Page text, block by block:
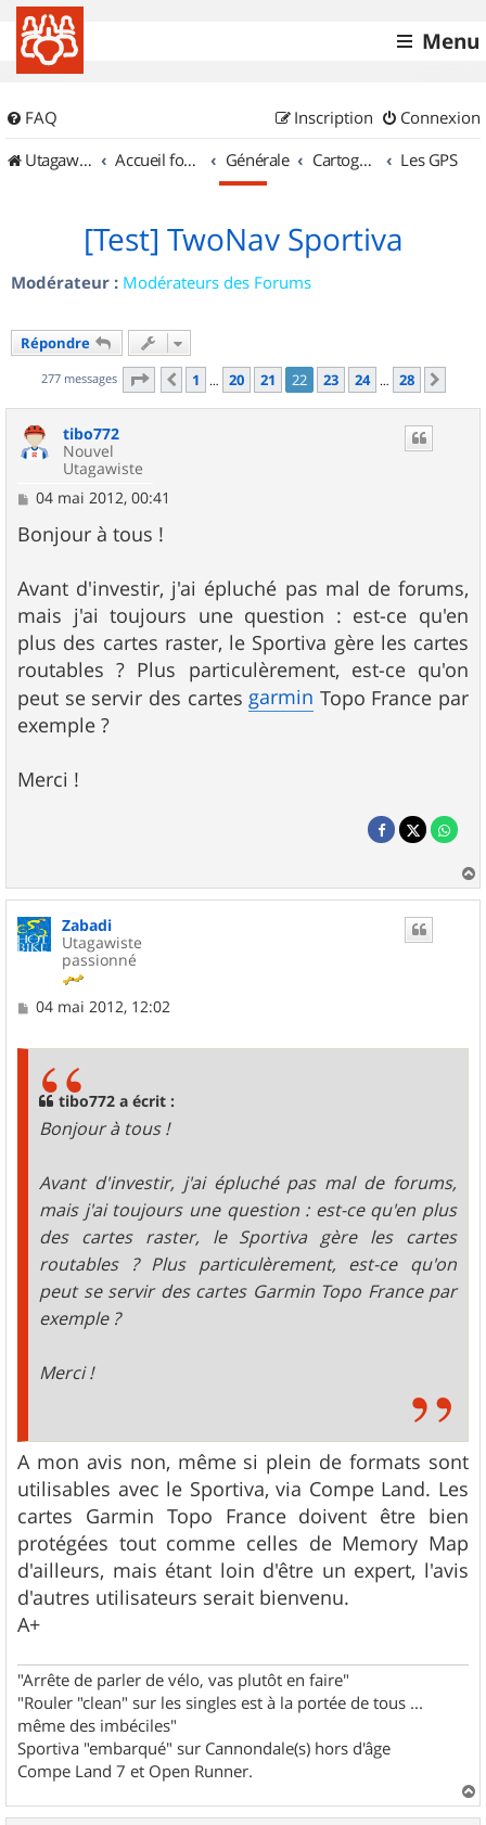
Menu
FAQ Connexion
Inscription
UtagawaVTT (Randos VTT et VTTAE avec traces GPS)
Accueil forum Générale Cartographie et GPS Les GPS
[Test] TwoNav Sportiva
Modérateur : Modérateurs des Forums
Répondre
277 messages Page 22 sur28
Précédent
1 … 20 21 22 23 24 … 28
tibo772
Nouvel
Utagawiste
M
s
s
g
e
04 mai 2012, 00:41
Bonjour à tous !
Avant d'investir, j'ai épluché pas mal de forums,
mais j'ai toujours une question : est-ce qu'en
plus des cartes raster, le Sportiva gère les cartes
routables ? Plus particulèrement, est-ce qu'on
peut se servir des cartesgarmin Topo France par
exemple ?
Merci !
a
Zabadi
Utagawiste
passionné
M
04 mai 2012, 12:02
tibo772 a écrit :
Bonjour à tous !
Avant d'investir, j'ai épluché pas mal de forums,
mais j'ai toujours une question : est-ce qu'en plus
des cartes raster, le Sportiva gère les cartes
routables ? Plus particulèrement, est-ce qu'on
peut se servir des cartes Garmin Topo France par
exemple ?
Merci !
A mon avis non, même si plein de formats sont
utilisables avec le Sportiva, via Compe Land. Les
cartes Garmin Topo France doivent être bien
protégées tout comme celles de Memory Map
d'ailleurs, mais étant loin d'être un expert, l'avis
d'autres utilisateurs serait bienvenu.
A+
"Arrête de parler de vélo, vas plutôt en faire"
"Rouler "clean" sur les singles est à la portée de tous ...
même des imbéciles"
Sportiva "embarqué" sur Cannondale(s) hors d'âge
Compe Land 7 et Open Runner.
a